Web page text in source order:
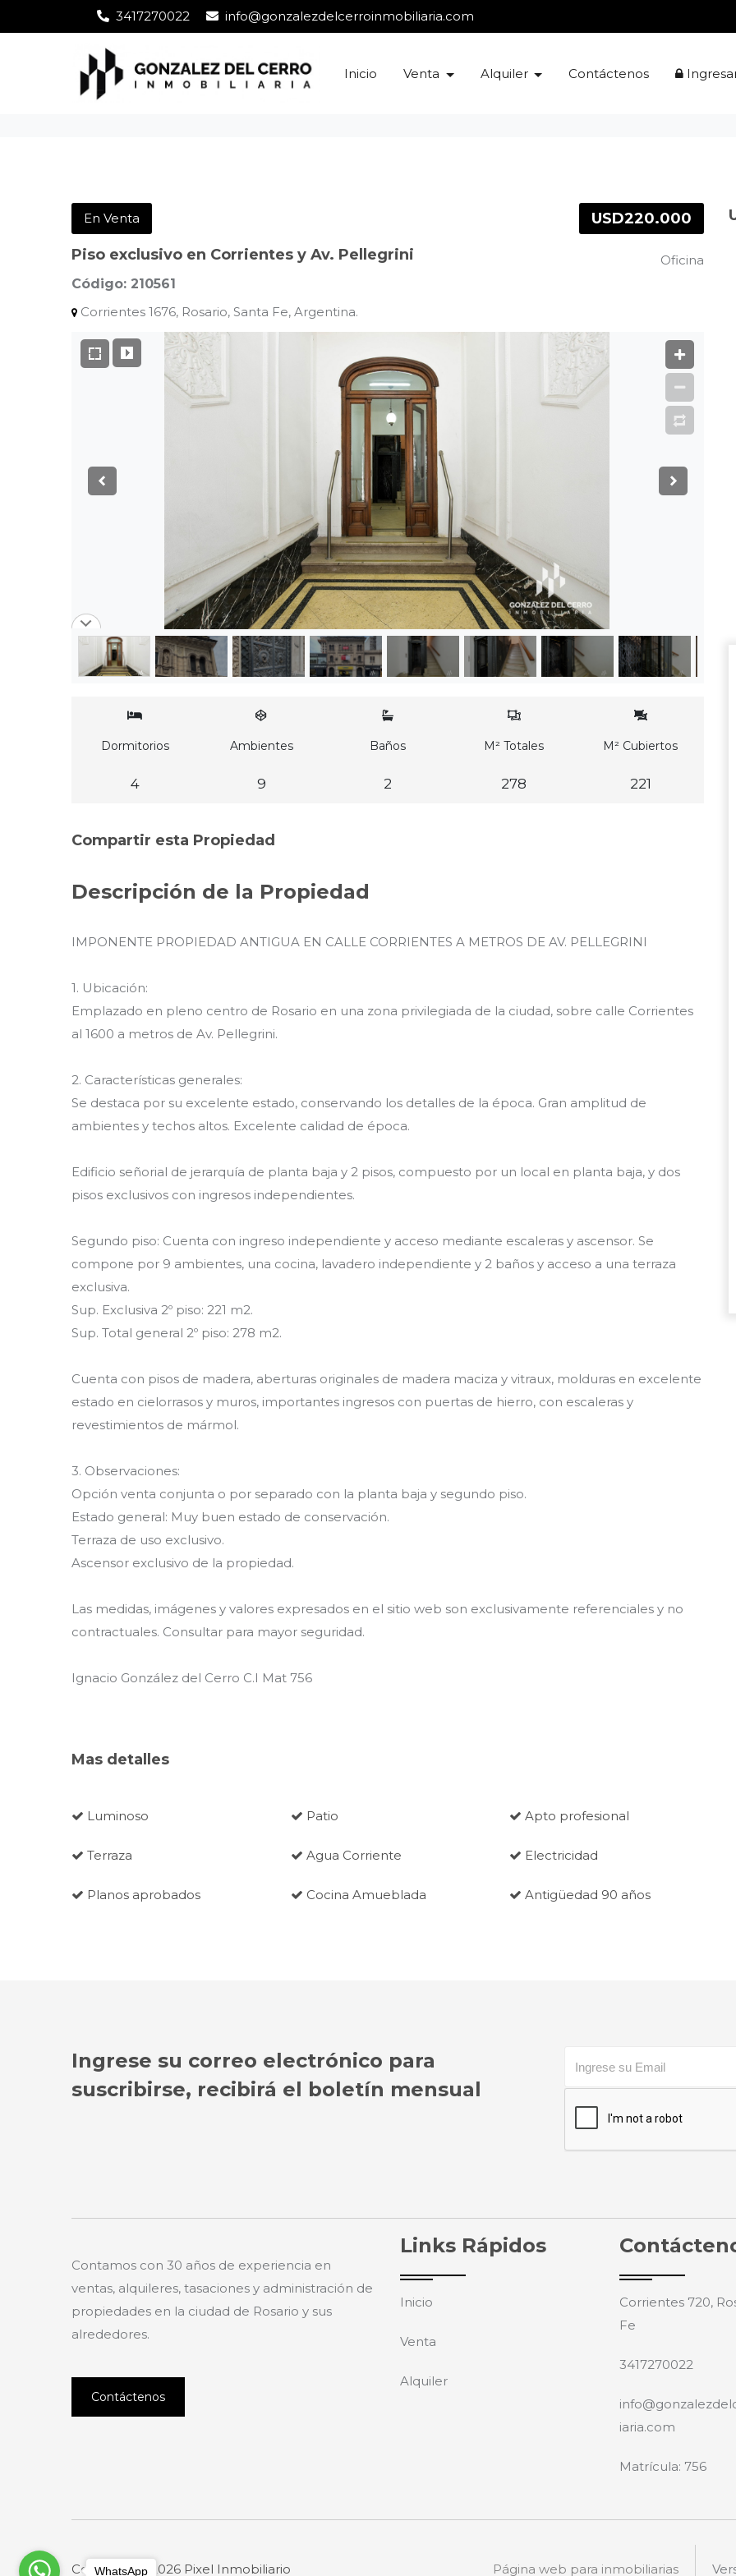
3417270022 info@gonzalezdelcerroinmobiliaria.com
Inicio Venta Alquiler Contáctenos
En Venta
Piso exclusivo en Corrientes y Av. Pellegrini
Código: 210561
Corrientes 1676, Rosario, Santa Fe, Argentina.
USD220.000
Oficina
Dormitorios
4
Ambientes
9
Baños
2
M² Totales
278
M² Cubiertos
221
Compartir esta Propiedad
Descripción de la Propiedad
IMPONENTE PROPIEDAD ANTIGUA EN CALLE CORRIENTES A METROS DE AV. PELLEGRINI
1. Ubicación:
Emplazado en pleno centro de Rosario en una zona privilegiada de la ciudad, sobre calle Corrientes
al 1600 a metros de Av. Pellegrini.
2. Características generales:
Se destaca por su excelente estado, conservando los detalles de la época. Gran amplitud de
ambientes y techos altos. Excelente calidad de época.
Edificio señorial de jerarquía de planta baja y 2 pisos, compuesto por un local en planta baja, y dos
pisos exclusivos con ingresos independientes.
Segundo piso: Cuenta con ingreso independiente y acceso mediante escaleras y ascensor. Se
compone por 9 ambientes, una cocina, lavadero independiente y 2 baños y acceso a una terraza
exclusiva.
Sup. Exclusiva 2º piso: 221 m2.
Sup. Total general 2º piso: 278 m2.
Cuenta con pisos de madera, aberturas originales de madera maciza y vitraux, molduras en excelente
estado en cielorrasos y muros, importantes ingresos con puertas de hierro, con escaleras y
revestimientos de mármol.
3. Observaciones:
Opción venta conjunta o por separado con la planta baja y segundo piso.
Estado general: Muy buen estado de conservación.
Terraza de uso exclusivo.
Ascensor exclusivo de la propiedad.
Las medidas, imágenes y valores expresados en el sitio web son exclusivamente referenciales y no
contractuales. Consultar para mayor seguridad.
Ignacio González del Cerro C.I Mat 756
Mas detalles
Luminoso Patio Apto profesional
Terraza Agua Corriente Electricidad
Planos aprobados Cocina Amueblada Antigüedad 90 años
Ingrese su correo electrónico para
suscribirse, recibirá el boletín mensual
Contamos con 30 años de experiencia en
ventas, alquileres, tasaciones y administración de
propiedades en la ciudad de Rosario y sus
alrededores.
Contáctenos
Links Rápidos
Inicio
Venta
Alquiler
Corrientes 720,
Fe
3417270022
iaria.com
Matrícula: 756
Copyright © 2026 Pixel Inmobiliario Página web para inmobiliarias
WhatsApp